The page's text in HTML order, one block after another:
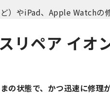
）やiPad、Apple Watchの
リペア イオ
の状態で、かつ迅速に修理